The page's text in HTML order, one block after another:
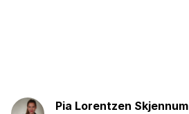
Pia Lorentzen Skjennum